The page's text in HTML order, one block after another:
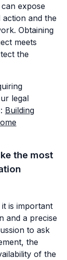
expose
and the
Obtaining
meets
the
legal
Building
the most
is important
and a precise
to ask
the
of the